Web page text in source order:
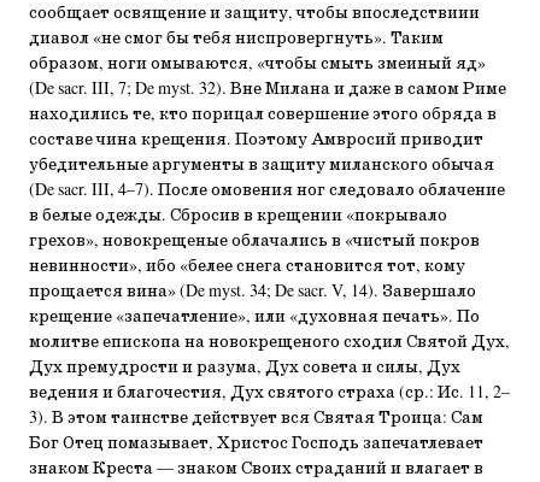
сообщает освящение и защиту, чтобы впоследствиии
диавол «не смог бы тебя ниспровергнуть». Таким
образом, ноги омываются, «чтобы смыть змеиный яд»
(De sacr. III, 7; De myst. 32). Вне Милана и даже в самом Риме
находились те, кто порицал совершение этого обряда в
составе чина крещения. Поэтому Амвросий приводит
убедительные аргументы в защиту миланского обычая
(De sacr. III, 4–7). После омовения ног следовало облачение
в белые одежды. Сбросив в крещении «покрывало
грехов», новокрещеные облачались в «чистый покров
невинности», ибо «белее снега становится тот, кому
прощается вина» (De myst. 34; De sacr. V, 14). Завершало
крещение «запечатление», или «духовная печать». По
молитве епископа на новокрещеного сходил Святой Дух,
Дух премудрости и разума, Дух совета и силы, Дух
ведения и благочестия, Дух святого страха (ср.: Ис. 11, 2–
3). В этом таинстве действует вся Святая Троица: Сам
Бог Отец помазывает, Христос Господь запечатлевает
знаком Креста — знаком Своих страданий и влагает в